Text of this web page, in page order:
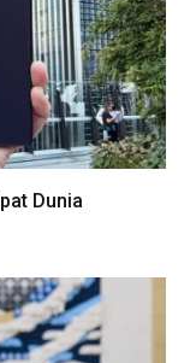
Dunia